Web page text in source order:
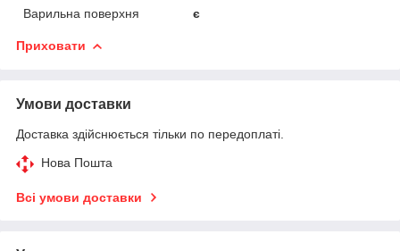
Варильна поверхня
є
Приховати
Умови доставки
Доставка здійснюється тільки по передоплаті.
Нова Пошта
Всі умови доставки